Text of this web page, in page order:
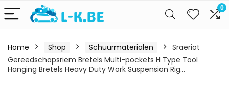
0
Home Shop Schuurmaterialen
Sraeriot
Gereedschapsriem Bretels Multi-pockets H Type Tool
Hanging Bretels Heavy Duty Work Suspension Rig…